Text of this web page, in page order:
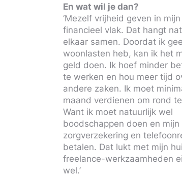
En wat wil je dan?
‘Mezelf vrijheid geven in
financieel vlak. Dat hangt
elkaar samen. Doordat ik
woonlasten heb, kan ik het
geld doen. Ik hoef minder
te werken en hou meer tijd
andere zaken. Ik moet
maand verdienen om rond
Want ik moet natuurlijk wel
boodschappen doen en mijn
zorgverzekering en
betalen. Dat lukt met mijn
freelance-werkzaamheden
wel.’